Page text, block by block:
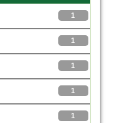
1
1
1
1
1